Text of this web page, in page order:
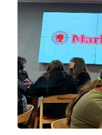
Kontakty